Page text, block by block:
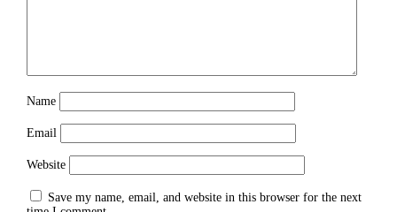
Name
Email
Website
Save my name, email, and website in this browser for the next